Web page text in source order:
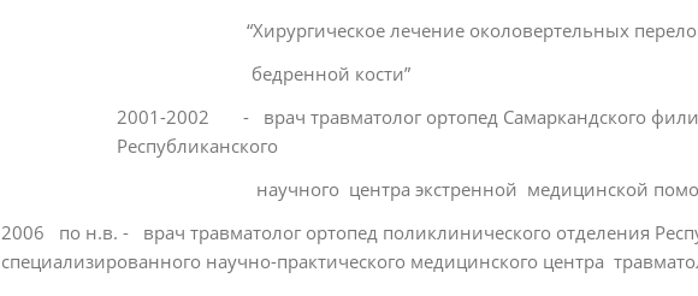
“Хирургическое лечение околовертельных
бедренной кости”
2001-2002 - врач травматолог ортопед Самаркандского
Республиканского
научного центра экстренной медицинской
2006 по н.в. - врач травматолог ортопед поликлинического отделения
специализированного научно-практического медицинского центра